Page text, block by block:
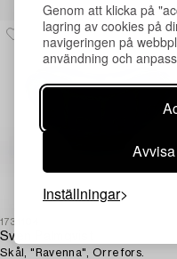
Genom att klicka på
lagring av cookies på
navigeringen på
användning och
Inställningar
1731104
Sven Palmqvist
Skål, "Ravenna", Orrefors.